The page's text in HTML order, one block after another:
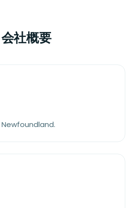
会社概要
Newfoundland.